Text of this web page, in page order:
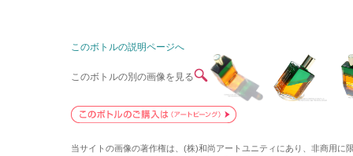
このボトルの説明ページへ
このボトルの別の画像を見る
当サイトの画像の著作権は、(株)和尚アートユニティにあり、非商用